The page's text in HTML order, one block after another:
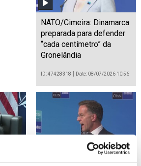
NATO/Cimeira: Dinamarca
preparada para defender
“cada centímetro” da
Gronelândia
ID: 47428318 Date: 08/07/2026 10:56